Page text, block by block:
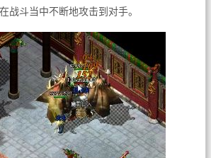
战斗当中不断地攻击到对手。